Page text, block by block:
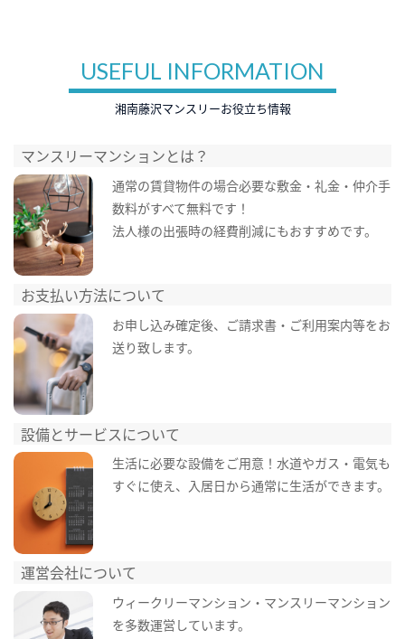
USEFUL INFORMATION
湘南藤沢マンスリーお役立ち情報
マンスリーマンションとは？
通常の賃貸物件の場合必要な敷金・礼金・仲介手
数料がすべて無料です！
法人様の出張時の経費削減にもおすすめです。
お支払い方法について
お申し込み確定後、ご請求書・ご利用案内等をお
送り致します。
設備とサービスについて
生活に必要な設備をご用意！水道やガス・電気も
すぐに使え、入居日から通常に生活ができます。
運営会社について
ウィークリーマンション・マンスリーマンション
を多数運営しています。